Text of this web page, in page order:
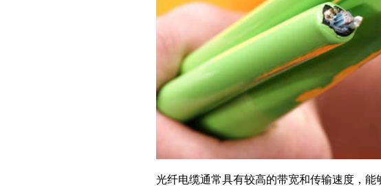
光纤电缆通常具有较高的带宽和传输速度，能